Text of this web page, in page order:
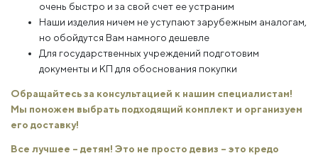
очень быстро и за свой счет ее устраним
Наши изделия ничем не уступают зарубежным аналогам,
но обойдутся Вам намного дешевле
Для государственных учреждений подготовим
документы и КП для обоснования покупки
Обращайтесь за консультацией к нашим специалистам!
Мы поможем выбрать подходящий комплект и организуем
его доставку!
Все лучшее – детям! Это не просто девиз – это кредо